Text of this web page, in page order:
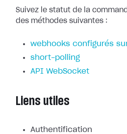
Suivez le statut de la
des méthodes suivantes :
webhooks configurés
short-polling
API WebSocket
Liens utiles
Authentification